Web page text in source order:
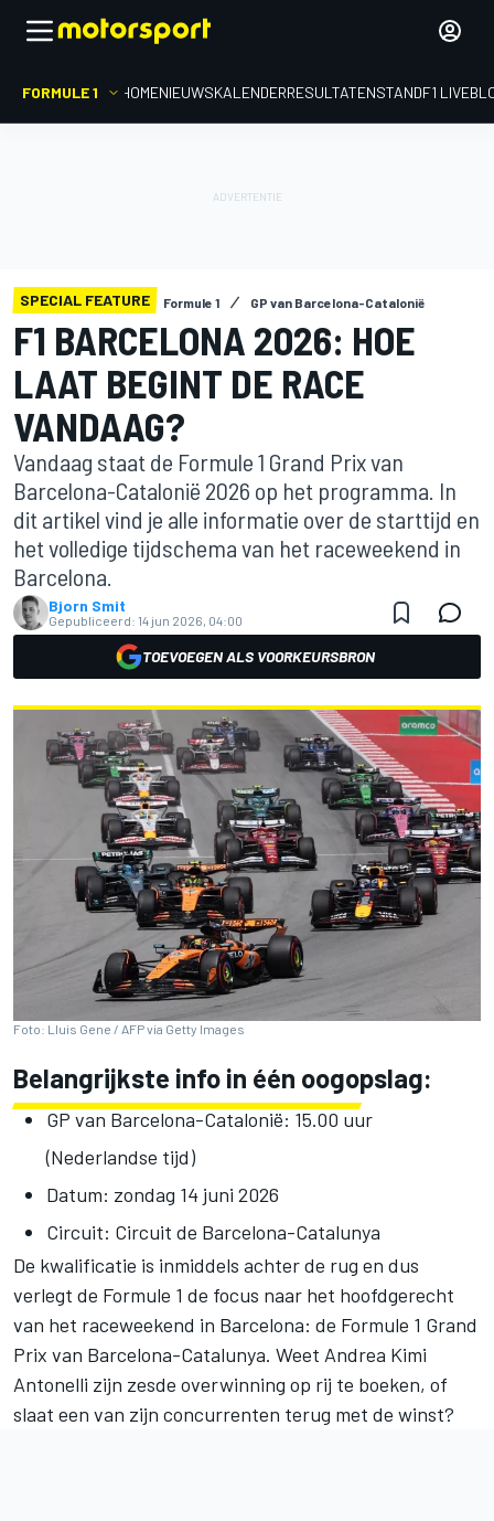
FORMULE 1 HOMENIEUWSKALENDERRESULTATENSTANDF1
SPECIAL FEATURE Formule 1 GP van Barcelona-Catalonië
F1 BARCELONA 2026: HOE
LAAT BEGINT DE RACE
VANDAAG?
Vandaag staat de Formule 1 Grand Prix van
Barcelona-Catalonië 2026 op het programma. In
dit artikel vind je alle informatie over de starttijd en
het volledige tijdschema van het raceweekend in
Barcelona.
Bjorn Smit
Gepubliceerd: 14 jun 2026, 04:00
TOEVOEGEN ALS VOORKEURSBRON
Foto: Lluis Gene / AFP via Getty Images
Belangrijkste info in één oogopslag:
GP van Barcelona-Catalonië: 15.00 uur
(Nederlandse tijd)
Datum: zondag 14 juni 2026
Circuit: Circuit de Barcelona-Catalunya
De kwalificatie is inmiddels achter de rug en dus
verlegt de Formule 1 de focus naar het hoofdgerecht
van het raceweekend in Barcelona: de Formule 1 Grand
Prix van Barcelona-Catalunya. Weet Andrea Kimi
Antonelli zijn zesde overwinning op rij te boeken, of
slaat een van zijn concurrenten terug met de winst?